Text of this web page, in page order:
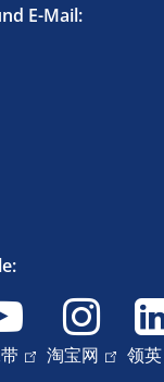
E-Mail:
淘宝网 领英